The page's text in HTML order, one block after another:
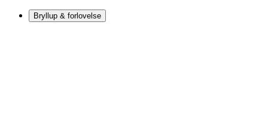
Bryllup & forlovelse